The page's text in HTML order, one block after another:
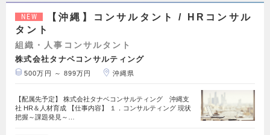
NEW
【沖縄】コンサルタント / HRコンサル
タント
組織・人事コンサルタント
株式会社タナベコンサルティング
500万円 ～ 899万円 沖縄県
【配属先予定】 株式会社タナベコンサルティング 沖縄支
社 HR＆人材育成 【仕事内容】 １．コンサルティング 現状
把握～課題発見～…